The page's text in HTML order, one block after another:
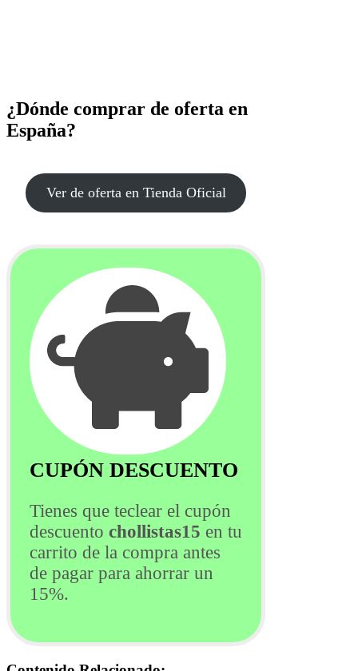
¿Dónde comprar de oferta en
España?
Ver de oferta en Tienda Oficial
CUPÓN DESCUENTO
Tienes que teclear el cupón
descuento chollistas15 en tu
carrito de la compra antes
de pagar para ahorrar un
15%.